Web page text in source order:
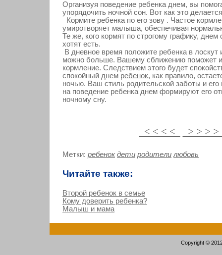
Организуя поведение ребенка днем, вы
упорядочить ночной сон. Вот как это
Кормите ребенка по его зову . Частое
умиротворяет малыша, обеспечивая
Те же, кого кормят по строгому графику, днем
хотят есть.
В дневное время положите ребенка в лоскут
можно больше. Вашему сближению поможет и
кормление. Следствием этого будет
спокойный днем ребенок, как правило,
ночью. Ваш стиль родительской заботы и его
на поведение ребенка днем формируют его
ночному сну.
< < < < > > >
Метки: ребенок дети родители любовь
Читайте также:
Второй ребенок в семье
Кому доверить ребенка?
Малыш и мама
Copyright ©